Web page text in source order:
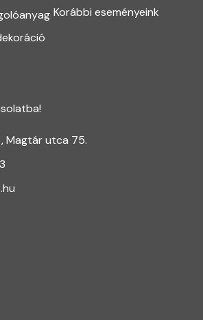
Korábbi eseményeink
Magtár utca 75.